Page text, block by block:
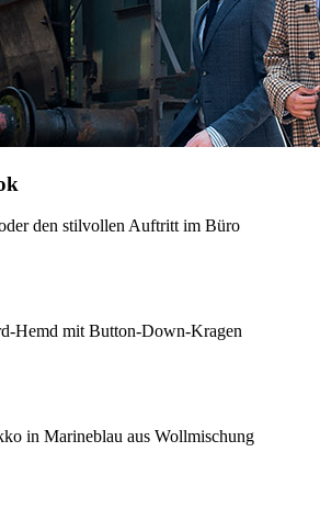
den stilvollen Auftritt im Büro
Hemd mit Button-Down-Kragen
in Marineblau aus Wollmischung